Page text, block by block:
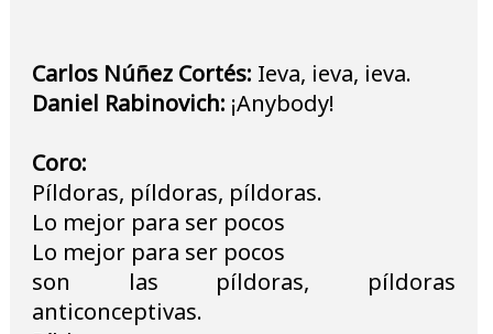
Carlos Núñez Cortés: Ieva, ieva, ieva.
Daniel Rabinovich: ¡Anybody!
Coro:
Píldoras, píldoras, píldoras.
Lo mejor para ser pocos
Lo mejor para ser pocos
son las píldoras, píldoras
anticonceptivas.